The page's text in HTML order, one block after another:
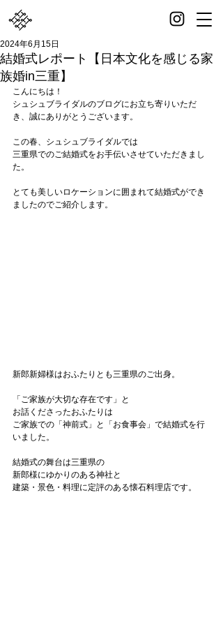
結婚式レポート【日本文化を感じる家
族婚in三重】
2024年6月15日
こんにちは！
シュシュブライダルのブログにお立ち寄りいただ
き、誠にありがとうございます。
この春、シュシュブライダルでは
三重県でのご結婚式をお手伝いさせていただきまし
た。
とても美しいロケーションに囲まれて結婚式ができ
ましたのでご紹介します。
新郎新婦様はおふたりとも三重県のご出身。
「ご家族が大切な存在です」と
お話くださったおふたりは
ご家族での「神前式」と「お食事会」で結婚式を行
いました。
結婚式の舞台は三重県の
新郎様にゆかりのある神社と
建築・景色・料理に定評のある懐石料理店です。